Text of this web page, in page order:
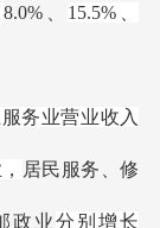
8.0%、 15.5%
务业营业收入
居民服务、修
政业分别增长